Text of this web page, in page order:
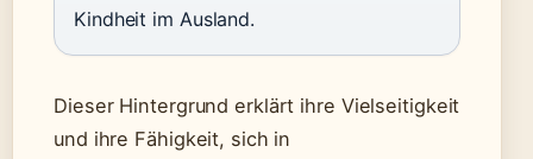
Kindheit im Ausland.
Dieser Hintergrund erklärt ihre Vielseitigkeit
und ihre Fähigkeit, sich in